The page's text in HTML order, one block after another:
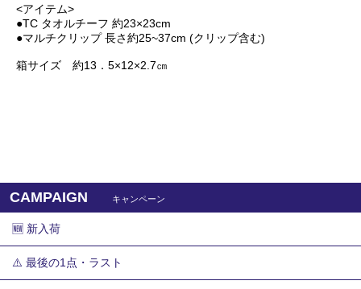
<アイテム>
●TC タオルチーフ 約23×23cm
●マルチクリップ 長さ約25~37cm (クリップ含む)
箱サイズ 約13．5×12×2.7㎝
CAMPAIGN キャンペーン
🆕 新入荷
⚠️ 最後の1点・ラスト